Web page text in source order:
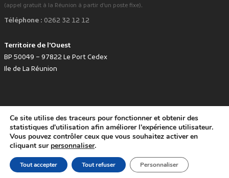
(appel gratuit à la Réunion à partir d'un poste fixe).
Téléphone : 0262 32 12 12
Territoire de l'Ouest
BP 50049 – 97822 Le Port Cedex
Ile de La Réunion
Développé avec favoritepar le Territoire de l'Ouest © www.tco.re -2026.
Politique de protection des données personnelles
Mentions légales
Accessibilité : non conforme
Ce site utilise des traceurs pour fonctionner et obtenir des
statistiques d'utilisation afin améliorer l'expérience utilisateur.
Vous pouvez contrôler ceux que vous souhaitez activer en
cliquant sur personnaliser.
Tout accepter Tout refuser Personnaliser